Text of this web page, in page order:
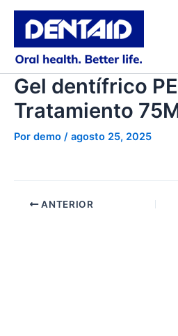
contenido
Gel dentífrico
Tratamiento
Por demo / agosto 25, 2025
ANTERIOR